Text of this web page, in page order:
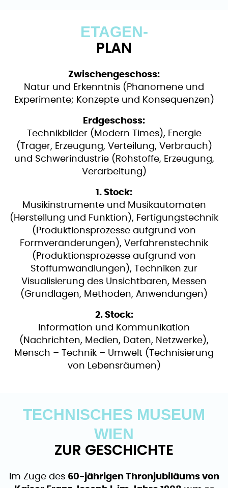
ETAGEN-
PLAN
Zwischengeschoss:
Natur und Erkenntnis (Phänomene und
Experimente; Konzepte und Konsequenzen)
Erdgeschoss:
Technikbilder (Modern Times), Energie
(Träger, Erzeugung, Verteilung, Verbrauch)
und Schwerindustrie (Rohstoffe, Erzeugung,
Verarbeitung)
1. Stock:
Musikinstrumente und Musikautomaten
(Herstellung und Funktion), Fertigungstechnik
(Produktionsprozesse aufgrund von
Formveränderungen), Verfahrenstechnik
(Produktionsprozesse aufgrund von
Stoffumwandlungen), Techniken zur
Visualisierung des Unsichtbaren, Messen
(Grundlagen, Methoden, Anwendungen)
2. Stock:
Information und Kommunikation
(Nachrichten, Medien, Daten, Netzwerke),
Mensch – Technik – Umwelt (Technisierung
von Lebensräumen)
TECHNISCHES MUSEUM
WIEN
ZUR GESCHICHTE
Im Zuge des 60-jährigen Thronjubiläums von